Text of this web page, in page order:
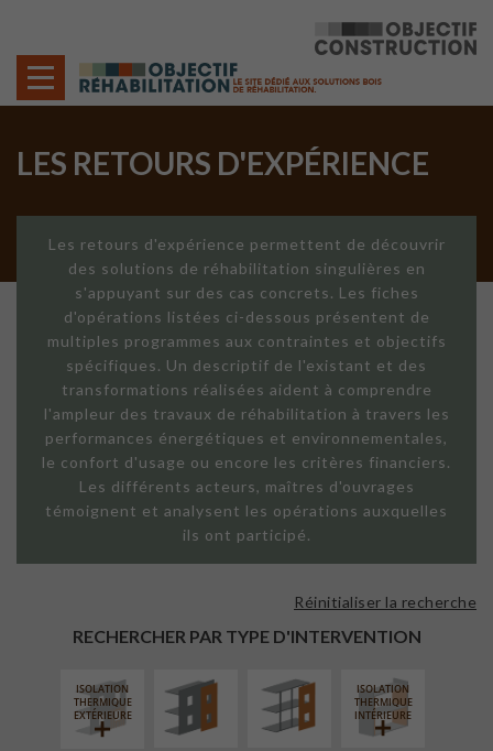
LES RETOURS D'EXPÉRIENCE
Les retours d'expérience permettent de découvrir
des solutions de réhabilitation singulières en
s'appuyant sur des cas concrets. Les fiches
d'opérations listées ci-dessous présentent de
multiples programmes aux contraintes et objectifs
spécifiques. Un descriptif de l'existant et des
transformations réalisées aident à comprendre
l'ampleur des travaux de réhabilitation à travers les
performances énergétiques et environnementales,
le confort d'usage ou encore les critères financiers.
Les différents acteurs, maîtres d'ouvrages
témoignent et analysent les opérations auxquelles
ils ont participé.
RECHERCHER PAR TYPE D'INTERVENTION
Réinitialiser la recherche
ISOLATION
THERMIQUE
EXTÉRIEURE
FAÇADE SUR
LINÉAIRE
ISOLATION
THERMIQUE
INTÉRIEURE
RÉAMÉNAGEMENT
INTÉRIEUR
RÉFECTION DES
TOITURES
SURÉLÉVATION
EXTENSION